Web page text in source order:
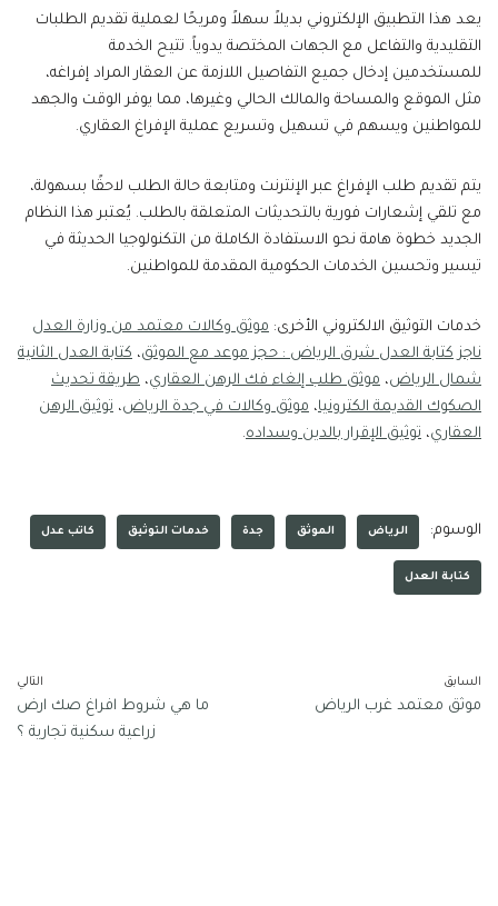
يعد هذا التطبيق الإلكتروني بديلاً سهلاً ومريحًا لعملية تقديم الطلبات
التقليدية والتفاعل مع الجهات المختصة يدوياً. تتيح الخدمة
للمستخدمين إدخال جميع التفاصيل اللازمة عن العقار المراد إفراغه،
مثل الموقع والمساحة والمالك الحالي وغيرها، مما يوفر الوقت والجهد
للمواطنين ويسهم في تسهيل وتسريع عملية الإفراغ العقاري.
يتم تقديم طلب الإفراغ عبر الإنترنت ومتابعة حالة الطلب لاحقًا بسهولة،
مع تلقي إشعارات فورية بالتحديثات المتعلقة بالطلب. يُعتبر هذا النظام
الجديد خطوة هامة نحو الاستفادة الكاملة من التكنولوجيا الحديثة في
تيسير وتحسين الخدمات الحكومية المقدمة للمواطنين.
خدمات التوثيق الالكتروني الأخرى: موثق وكالات معتمد من وزارة العدل
ناجز كتابة العدل شرق الرياض : حجز موعد مع الموثق، كتابة العدل الثانية
شمال الرياض، موثق طلب إلغاء فك الرهن العقاري، طريقة تحديث
الصكوك القديمة الكترونيا، موثق وكالات في جدة الرياض، توثيق الرهن
العقاري، توثيق الإقرار بالدين وسداده.
الوسوم: الرياض الموثق جدة خدمات التوثيق كاتب عدل
كتابة العدل
السابق
موثق معتمد غرب الرياض
التالي
ما هي شروط افراغ صك ارض
زراعية سكنية تجارية ؟